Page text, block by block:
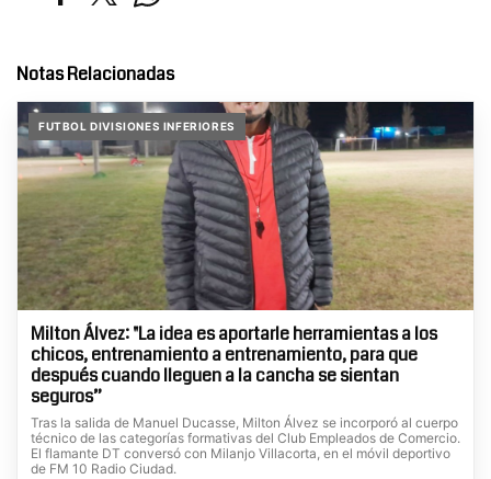
Notas Relacionadas
FUTBOL DIVISIONES INFERIORES
Milton Álvez: "La idea es aportarle herramientas a los
chicos, entrenamiento a entrenamiento, para que
después cuando lleguen a la cancha se sientan
seguros”
Tras la salida de Manuel Ducasse, Milton Álvez se incorporó al cuerpo
técnico de las categorías formativas del Club Empleados de Comercio.
El flamante DT conversó con Milanjo Villacorta, en el móvil deportivo
de FM 10 Radio Ciudad.